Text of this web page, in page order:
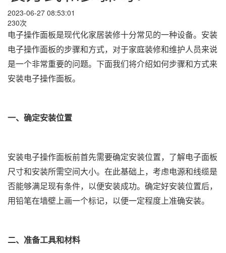
2023-06-27 08:53:01
230次
电子操作面板是现代化家居装修十分常见的一种设备。安装
电子操作面板的步骤和方式，对于家庭装修和维护人员来说
是一个非常重要的问题。下面我们将介绍如何步骤和方式来
安装电子操作面板。
一、确定安装位置
安装电子操作面板前首先需要确定安装位置，了解电子面板
尺寸和安装所需空间大小。在此基础上，考虑电源和线缆是
否能够满足现有条件，以便安装成功。确定好安装位置后，
用铅笔在墙壁上画一个标记，以便一定程度上准确安装。
二、准备工具和材料